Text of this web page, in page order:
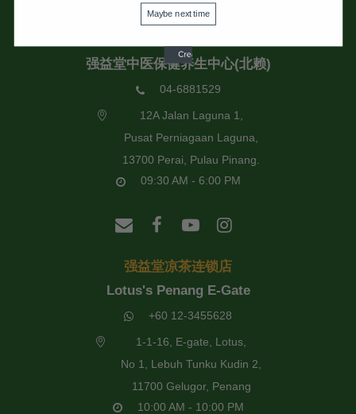
11600 Pulau Pinang.
强益堂中医保健养生中心(北赖)
04-6881529
12A Jalan Laguna 1,
Pusat Perniagaan Laguna,
13700 Perai, Pulau Pinang.
09:30 AM - 6:00 PM
强益堂凉茶连锁店
Lotus's Penang E-Gate
+60 12-3455628
1-1-16, E-gate, Lotus,
No 1, Lebuh Tunku Kudin 2,
11700 Gelugor, Penang
10:00 AM - 10:00 PM
Maybe next time